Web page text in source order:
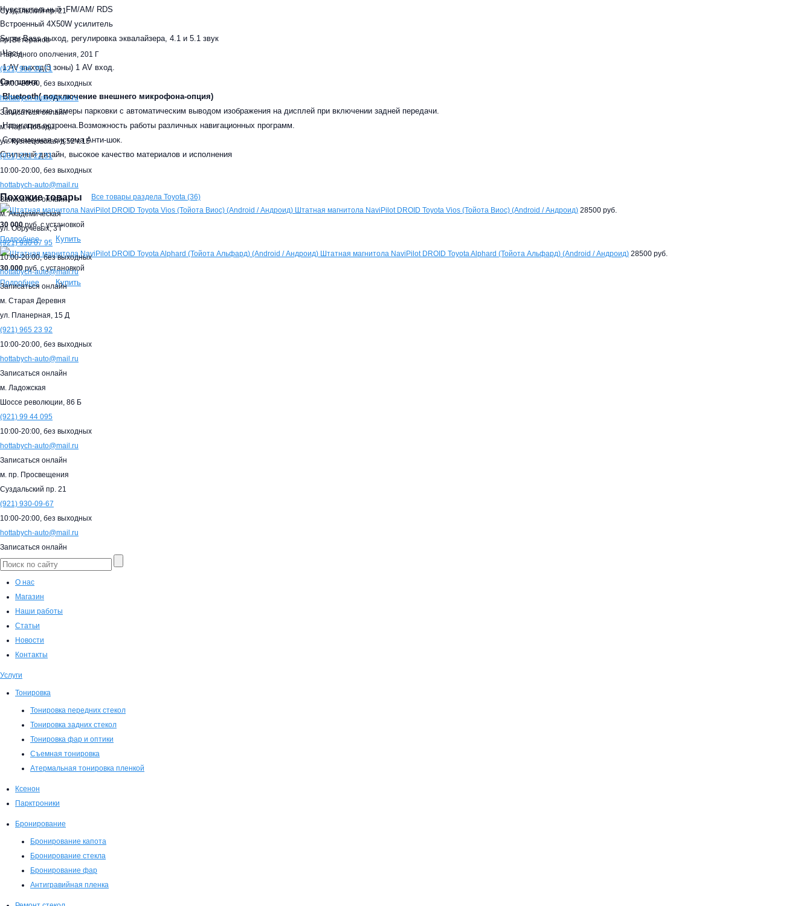
Чувствительный FM/AM/ RDS
Встроенный 4X50W усилитель
Super Bass выход, регулировка эквалайзера, 4.1 и 5.1 звук
Часы
1 AV выход(3 зоны) 1 AV вход.
Can шина
Bluetooth( подключение внешнего микрофона-опция)
Подключение камеры парковки с автоматическим выводом изображения на дисплей при включении задней передачи.
Навигация встроена.Возможность работы различных навигационных программ.
Современная система Анти-шок.
Стильный дизайн, высокое качество материалов и исполнения
Похожие товары
Все товары раздела Toyota (36)
Штатная магнитола NaviPilot DROID Toyota Vios (Тойота Виос) (Android / Андроид) 28500 руб.
30 000руб. с установкой
Подробнее
Купить
Штатная магнитола NaviPilot DROID Toyota Alphard (Тойота Альфард) (Android / Андроид) 28500 руб.
30 000руб. с установкой
Подробнее
Купить
Суздальский пр. 21
пр. Ветеранов
Народного ополчения, 201 Г
(921)905 35 71
10:00-20:00, без выходных
hottabych-auto@mail.ru
Записаться онлайн
м. Парк Победы
ул. Кузнецовская д.52 к.15
(931)221 22 31
10:00-20:00, без выходных
hottabych-auto@mail.ru
Записаться онлайн
м. Академическая
ул. Обручевых, 3 Г
(921)930 07 95
10:00-20:00,без выходных
hottabych-auto@mail.ru
Записаться онлайн
м. Старая Деревня
ул. Планерная, 15 Д
(921) 965 23 92
10:00-20:00, без выходных
hottabych-auto@mail.ru
Записаться онлайн
м. Ладожская
Шоссе революции, 86 Б
(921) 99 44 095
10:00-20:00, без выходных
hottabych-auto@mail.ru
Записаться онлайн
м. пр. Просвещения
Суздальский пр. 21
(921) 930-09-67
10:00-20:00, без выходных
hottabych-auto@mail.ru
Записаться онлайн
О нас
Магазин
Наши работы
Статьи
Новости
Контакты
Услуги
Тонировка
Тонировка передних стекол
Тонировка задних стекол
Тонировка фар и оптики
Съемная тонировка
Атермальная тонировка пленкой
Ксенон
Парктроники
Бронирование
Бронирование капота
Бронирование стекла
Бронирование фар
Антигравийная пленка